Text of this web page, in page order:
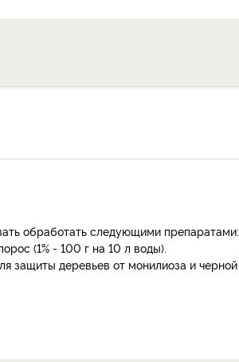
обработать следующими препаратами:
(1% - 100 г на 10 л воды).
защиты деревьев от монилиоза и черной